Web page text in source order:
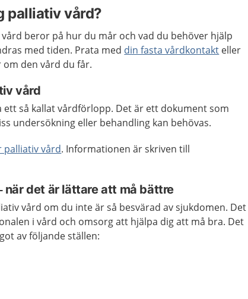
palliativ vård?
beror på hur du mår och vad du behöver hjälp
med tiden. Prata med din fasta vårdkontakt eller
den vård du får.
vård
ett så kallat vårdförlopp. Det är ett dokument som
undersökning eller behandling kan behövas.
vård. Informationen är skriven till
när det är lättare att må bättre
vård om du inte är så besvärad av sjukdomen. Det
i vård och omsorg att hjälpa dig att må bra. Det
av följande ställen: